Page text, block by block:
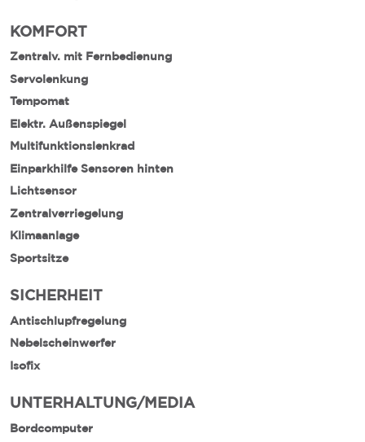
KOMFORT
Zentralv. mit Fernbedienung
Servolenkung
Tempomat
Elektr. Außenspiegel
Multifunktionslenkrad
Einparkhilfe Sensoren hinten
Lichtsensor
Zentralverriegelung
Klimaanlage
Sportsitze
SICHERHEIT
Antischlupfregelung
Nebelscheinwerfer
Isofix
UNTERHALTUNG/MEDIA
Bordcomputer